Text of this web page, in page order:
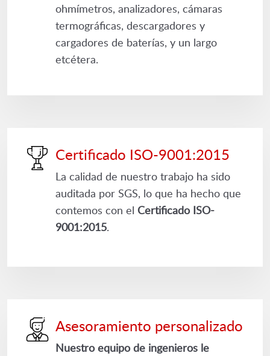
ohmímetros, analizadores, cámaras
termográficas, descargadores y
cargadores de baterías, y un largo
etcétera.
Certificado ISO-9001:2015
La calidad de nuestro trabajo ha sido
auditada por SGS, lo que ha hecho que
contemos con el Certificado ISO-
9001:2015.
Asesoramiento personalizado
Nuestro equipo de ingenieros le